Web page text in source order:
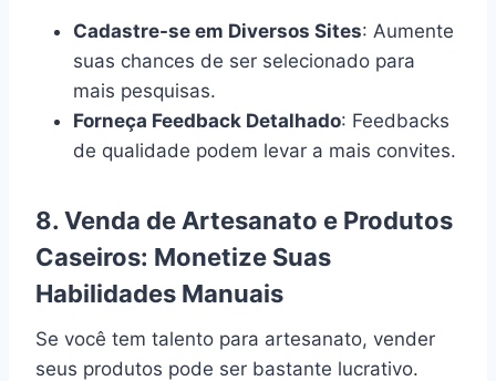
Cadastre-se em Diversos Sites: Aumente
suas chances de ser selecionado para
mais pesquisas.
Forneça Feedback Detalhado: Feedbacks
de qualidade podem levar a mais convites.
8. Venda de Artesanato e Produtos
Caseiros: Monetize Suas
Habilidades Manuais
Se você tem talento para artesanato, vender
seus produtos pode ser bastante lucrativo.